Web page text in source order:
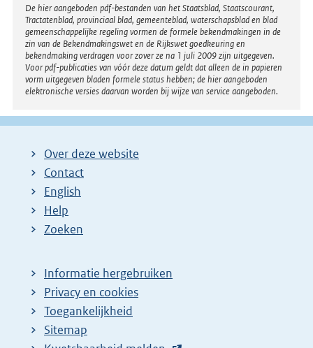
Disclaimer
De hier aangeboden pdf-bestanden van het Staatsblad, Staatscourant,
Tractatenblad, provinciaal blad, gemeenteblad, waterschapsblad en blad
gemeenschappelijke regeling vormen de formele bekendmakingen in de
zin van de Bekendmakingswet en de Rijkswet goedkeuring en
bekendmaking verdragen voor zover ze na 1 juli 2009 zijn uitgegeven.
Voor pdf-publicaties van vóór deze datum geldt dat alleen de in papieren
vorm uitgegeven bladen formele status hebben; de hier aangeboden
elektronische versies daarvan worden bij wijze van service aangeboden.
Over deze website
Contact
English
Help
Zoeken
Informatie hergebruiken
Privacy en cookies
Toegankelijkheid
Sitemap